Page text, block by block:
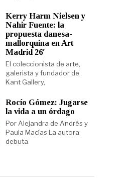
Kerry Harm Nielsen y
Nahir Fuente: la
propuesta danesa-
mallorquina en Art
Madrid 26′
El coleccionista de arte,
galerista y fundador de
Kant Gallery,
Rocío Gómez: Jugarse
la vida a un órdago
Por Alejandra de Andrés y
Paula Macías La autora
debuta